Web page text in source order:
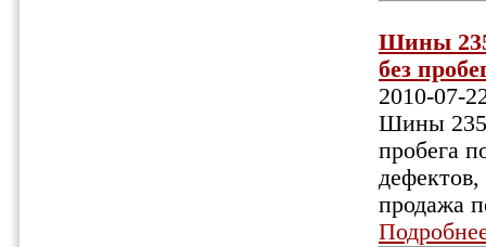
Шины
без
2010-07-
Шины 235/
пробега
продажа